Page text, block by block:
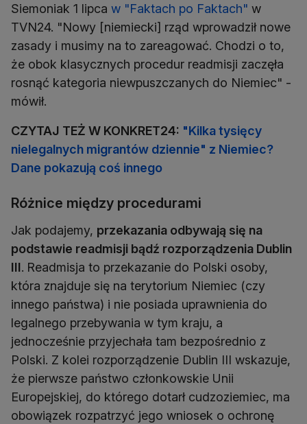
Siemoniak 1 lipca w "Faktach po Faktach" w
TVN24. "Nowy [niemiecki] rząd wprowadził nowe
zasady i musimy na to zareagować. Chodzi o to,
że obok klasycznych procedur readmisji zaczęła
rosnąć kategoria niewpuszczanych do Niemiec" -
mówił.
CZYTAJ TEŻ W KONKRET24: "Kilka tysięcy
nielegalnych migrantów dziennie" z Niemiec?
Dane pokazują coś innego
Różnice między procedurami
Jak podajemy, przekazania odbywają się na
podstawie readmisji bądź rozporządzenia Dublin
III. Readmisja to przekazanie do Polski osoby,
która znajduje się na terytorium Niemiec (czy
innego państwa) i nie posiada uprawnienia do
legalnego przebywania w tym kraju, a
jednocześnie przyjechała tam bezpośrednio z
Polski. Z kolei rozporządzenie Dublin III wskazuje,
że pierwsze państwo członkowskie Unii
Europejskiej, do którego dotarł cudzoziemiec, ma
obowiązek rozpatrzyć jego wniosek o ochronę